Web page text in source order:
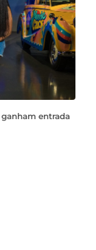
ganham entrada